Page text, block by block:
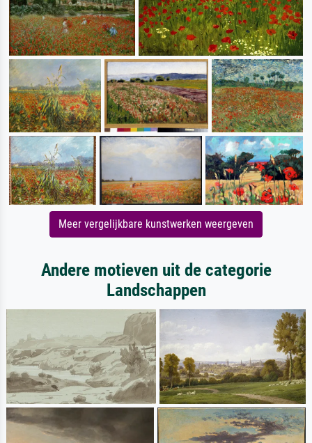
Meer vergelijkbare kunstwerken weergeven
Andere motieven uit de categorie
Landschappen